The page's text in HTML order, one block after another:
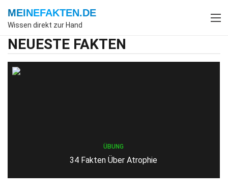
MEINEFAKTEN.DE
Wissen direkt zur Hand
NEUESTE FAKTEN
ÜBUNG
34 Fakten Über Atrophie